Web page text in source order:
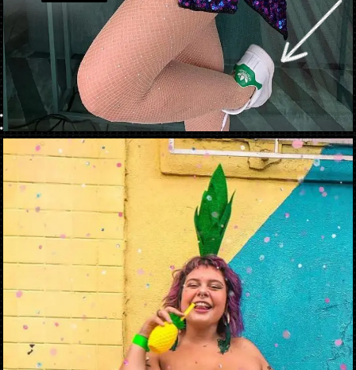
Abriendo... https://danidrops.com.br/es/disfraces-de-carnaval-2023/